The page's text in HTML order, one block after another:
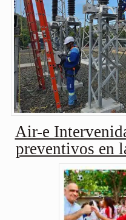
Air-e
preventivos en